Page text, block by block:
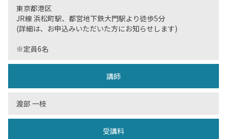
東京都港区
JR線 浜松町駅、都営地下鉄大門駅より徒歩5分
(詳細は、お申込みいただいた方にお知らせします)
※定員6名
講師
渡部 一枝
受講料